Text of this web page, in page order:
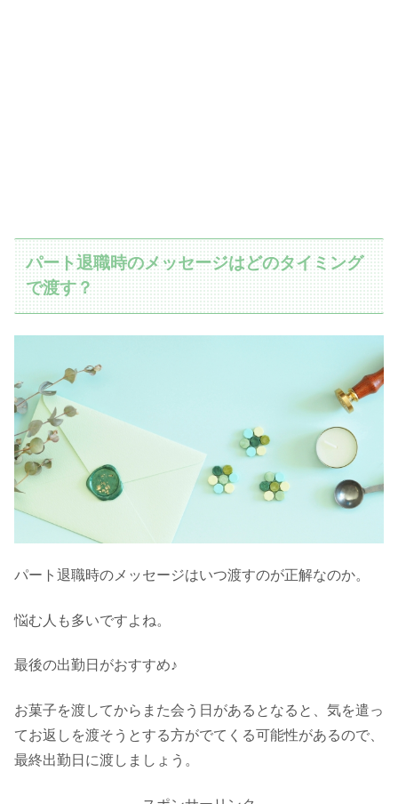
パート退職時のメッセージはどのタイミング
で渡す？
パート退職時のメッセージはいつ渡すのが正解なのか。
悩む人も多いですよね。
最後の出勤日がおすすめ♪
お菓子を渡してからまた会う日があるとなると、気を遣っ
てお返しを渡そうとする方がでてくる可能性があるので、
最終出勤日に渡しましょう。